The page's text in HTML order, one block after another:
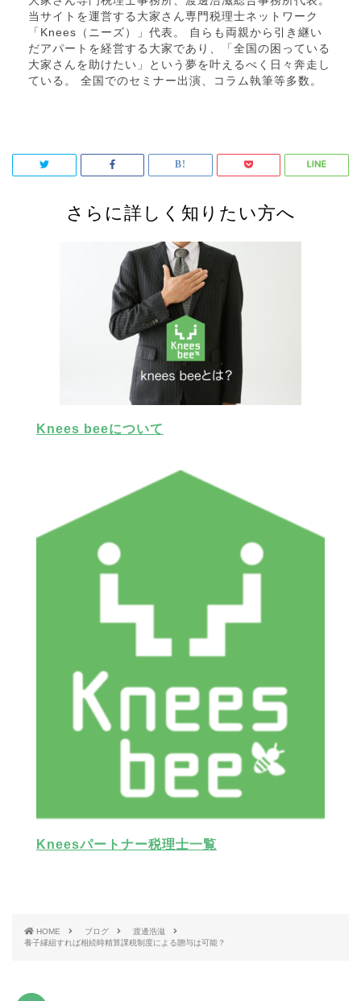
当サイトを運営する大家さん専門税理士ネットワーク
「Knees（ニーズ）」代表。 自らも両親から引き継い
だアパートを経営する大家であり、「全国の困っている
大家さんを助けたい」という夢を叶えるべく日々奔走し
ている。 全国でのセミナー出演、コラム執筆等多数。
さらに詳しく知りたい方へ
Knees beeについて
Kneesパートナー税理士一覧
HOME ブログ
渡邊浩滋
養子縁組すれば相続時精算課税制度による贈与は可能？